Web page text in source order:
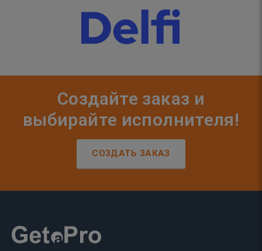
Создайте заказ и
выбирайте исполнителя!
СОЗДАТЬ ЗАКАЗ